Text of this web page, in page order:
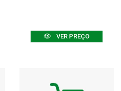
VER PREÇO